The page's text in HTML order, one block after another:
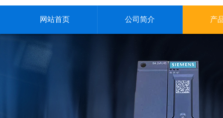
网站首页 公司简介 产